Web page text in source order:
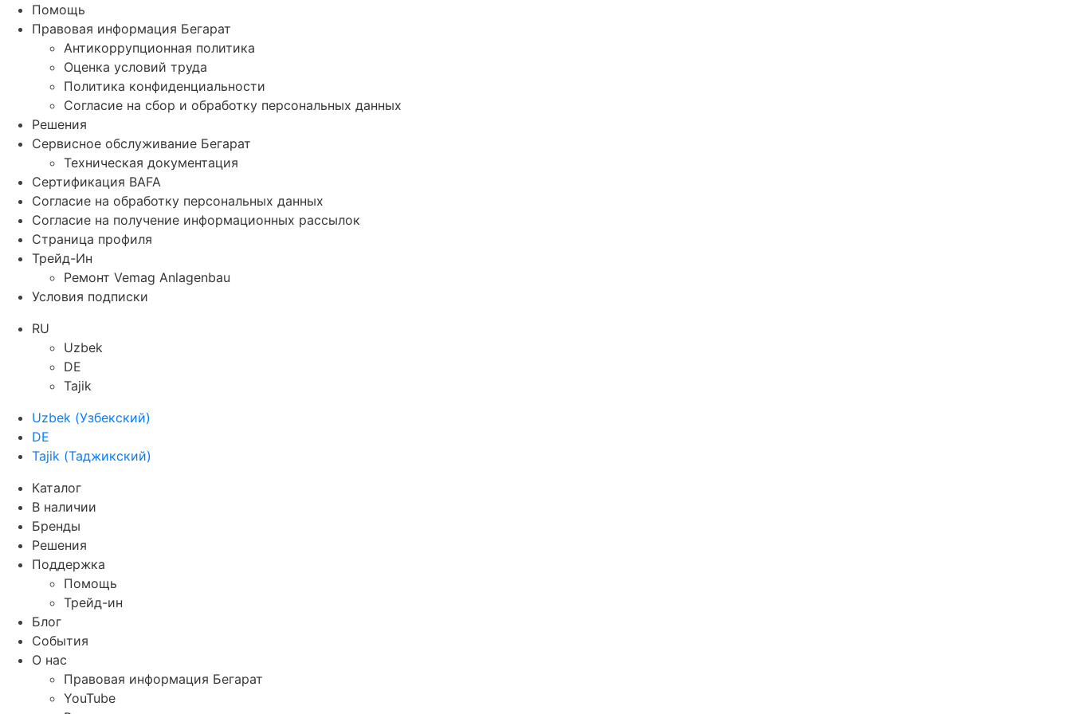
Помощь
Правовая информация Бегарат
Антикоррупционная политика
Оценка условий труда
Политика конфиденциальности
Согласие на сбор и обработку персональных данных
Решения
Сервисное обслуживание Бегарат
Техническая документация
Сертификация BAFA
Согласие на обработку персональных данных
Согласие на получение информационных рассылок
Страница профиля
Трейд-Ин
Ремонт Vemag Anlagenbau
Условия подписки
RU
Uzbek
DE
Tajik
Uzbek (Узбекский)
DE
Tajik (Таджикский)
Каталог
В наличии
Бренды
Решения
Поддержка
Помощь
Трейд-ин
Блог
События
О нас
Правовая информация Бегарат
YouTube